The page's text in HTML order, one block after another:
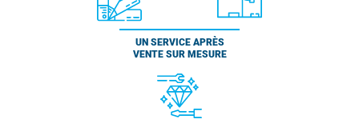
UN SERVICE APRÈS
VENTE SUR MESURE